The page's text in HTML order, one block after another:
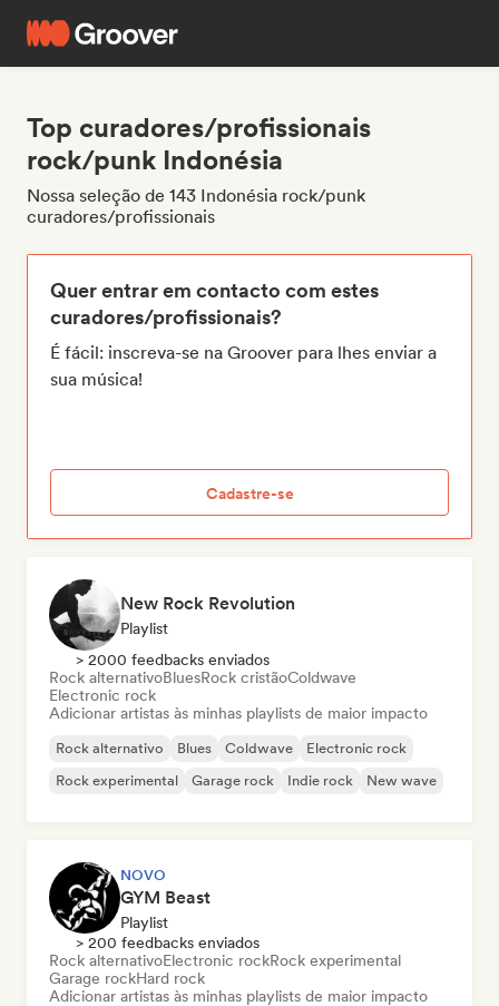
Top curadores/profissionais
rock/punk Indonésia
Nossa seleção de 143 Indonésia rock/punk
curadores/profissionais
Quer entrar em contacto com estes
curadores/profissionais?
É fácil: inscreva-se na Groover para lhes enviar a
sua música!
Cadastre-se
New Rock Revolution
Playlist
> 2000 feedbacks enviados
Rock alternativoBluesRock cristãoColdwave
Electronic rock
Adicionar artistas às minhas playlists de maior impacto
Rock alternativo Blues Coldwave
Electronic rock
Rock experimental
Garage rock Indie rock New wave
NOVO
GYM Beast
Playlist
> 200 feedbacks enviados
Rock alternativoElectronic rockRock experimental
Garage rockHard rock
Adicionar artistas às minhas playlists de maior impacto